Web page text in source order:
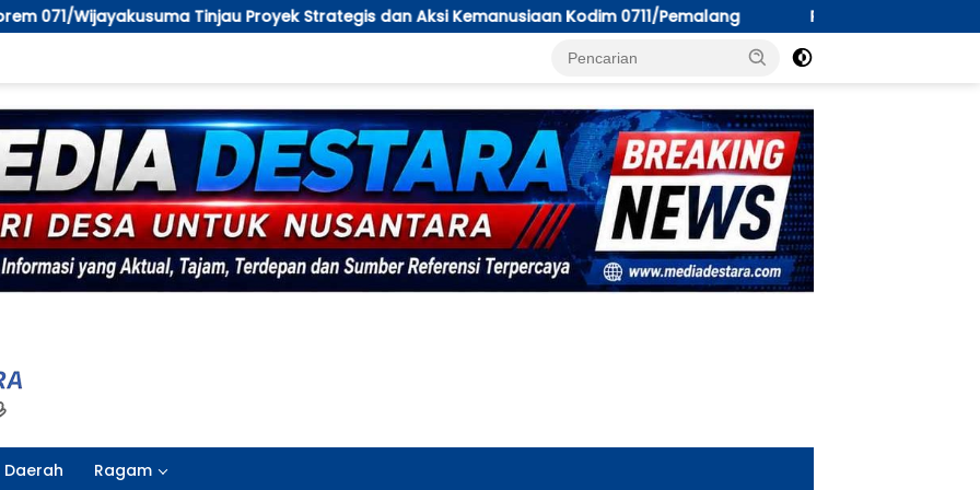
Proyek Strategis dan Aksi Kemanusiaan Kodim 0711/Pemalang Peksos Dinsos PM Tarakan; “Perilaku Seksual
Daerah Ragam